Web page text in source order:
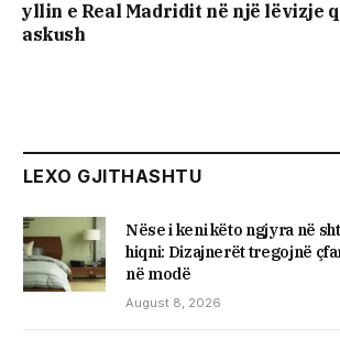
yllin e Real Madridit në një lëvizje
askush
LEXO GJITHASHTU
Nëse i keni këto ngjyra në
hiqni: Dizajnerët tregojnë
në modë
August 8, 2026